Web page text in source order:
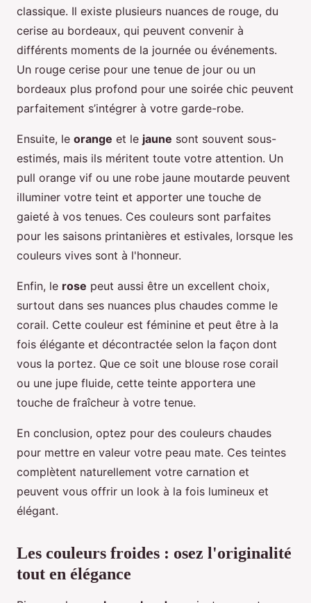
classique. Il existe plusieurs nuances de rouge, du
cerise au bordeaux, qui peuvent convenir à
différents moments de la journée ou événements.
Un rouge cerise pour une tenue de jour ou un
bordeaux plus profond pour une soirée chic peuvent
parfaitement s’intégrer à votre garde-robe.
Ensuite, le orange et le jaune sont souvent sous-
estimés, mais ils méritent toute votre attention. Un
pull orange vif ou une robe jaune moutarde peuvent
illuminer votre teint et apporter une touche de
gaieté à vos tenues. Ces couleurs sont parfaites
pour les saisons printanières et estivales, lorsque les
couleurs vives sont à l'honneur.
Enfin, le rose peut aussi être un excellent choix,
surtout dans ses nuances plus chaudes comme le
corail. Cette couleur est féminine et peut être à la
fois élégante et décontractée selon la façon dont
vous la portez. Que ce soit une blouse rose corail
ou une jupe fluide, cette teinte apportera une
touche de fraîcheur à votre tenue.
En conclusion, optez pour des couleurs chaudes
pour mettre en valeur votre peau mate. Ces teintes
complètent naturellement votre carnation et
peuvent vous offrir un look à la fois lumineux et
élégant.
Les couleurs froides : osez l'originalité
tout en élégance